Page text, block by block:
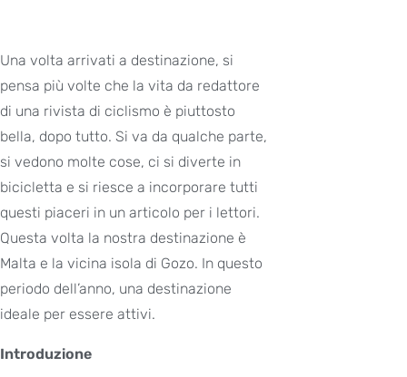
Una volta arrivati a destinazione, si
pensa più volte che la vita da redattore
di una rivista di ciclismo è piuttosto
bella, dopo tutto. Si va da qualche parte,
si vedono molte cose, ci si diverte in
bicicletta e si riesce a incorporare tutti
questi piaceri in un articolo per i lettori.
Questa volta la nostra destinazione è
Malta e la vicina isola di Gozo. In questo
periodo dell’anno, una destinazione
ideale per essere attivi.
Introduzione